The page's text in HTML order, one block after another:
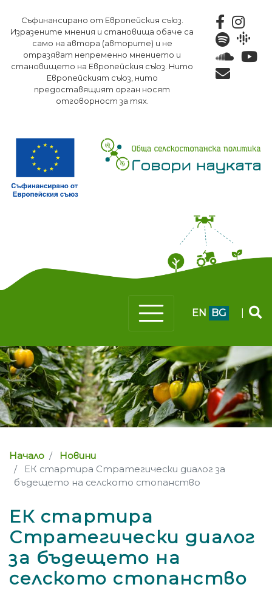
към
основното
съдържание
Съфинансирано от Европейския съюз.
Изразените мнения и становища обаче са
само на автора (авторите) и не
отразяват непременно мнението и
становището на Европейския съюз. Нито
Европейският съюз, нито
предоставящият орган носят
отговорност за тях.
EN BG
Начало
Новини
ЕК стартира Стратегически диалог за
бъдещето на селското стопанство
ЕК стартира
Стратегически диалог
за бъдещето на
селското стопанство